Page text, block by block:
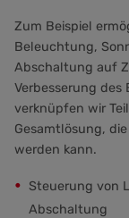
Zum Beispiel
Beleuchtung,
Abschaltung auf
Verbesserung des
verknüpfen wir
Gesamtlösung,
werden kann.
Steuerung von
Abschaltung